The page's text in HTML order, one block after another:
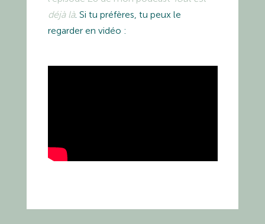
déjà là. Si tu préfères, tu peux le
regarder en vidéo :